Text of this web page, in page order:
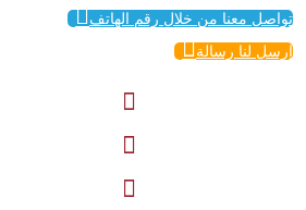
تواصل معنا من خلال رقم الهاتف
إرسل لنا رسالة


